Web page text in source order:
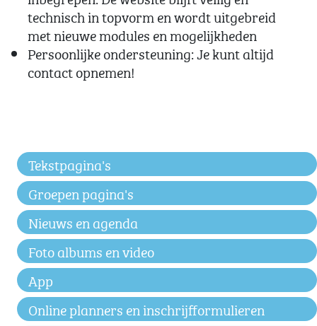
technisch in topvorm en wordt uitgebreid
met nieuwe modules en mogelijkheden
Persoonlijke ondersteuning: Je kunt altijd
contact opnemen!
Tekstpagina's
Groepen pagina's
Nieuws en agenda
Foto albums en video
App
Online planners en inschrijfformulieren